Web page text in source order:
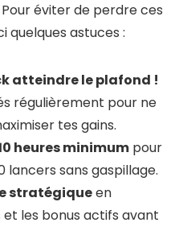
éviter de perdre ces
quelques astuces :
atteindre le plafond !
régulièrement pour ne
tes gains.
heures minimum pour
sans gaspillage.
stratégiqueen
les bonus actifs avant